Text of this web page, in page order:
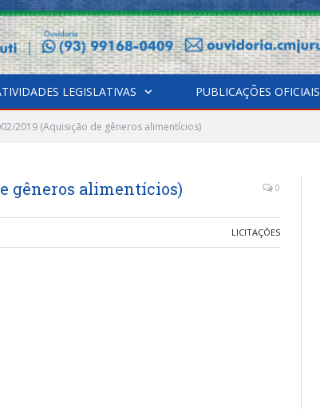
LEGISLATIVAS PUBLICAÇÕES OFICIAIS
2019 (Aquisição de gêneros alimentícios)
gêneros alimentícios) 0
LICITAÇÕES